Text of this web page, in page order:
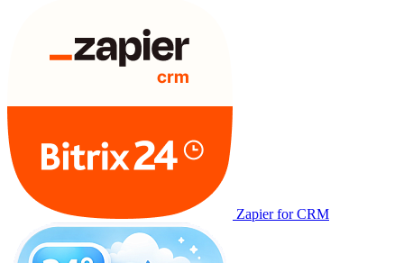
Zapier for CRM